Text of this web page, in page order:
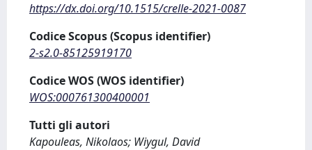
https://dx.doi.org/10.1515/crelle-2021-0087
Codice Scopus (Scopus identifier)
2-s2.0-85125919170
Codice WOS (WOS identifier)
WOS:000761300400001
Tutti gli autori
Kapouleas, Nikolaos; Wiygul, David